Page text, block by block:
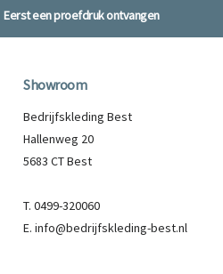
Eerst een proefdruk ontvangen
Showroom
Bedrijfskleding Best
Hallenweg 20
5683 CT Best
T. 0499-320060
E. info@bedrijfskleding-best.nl